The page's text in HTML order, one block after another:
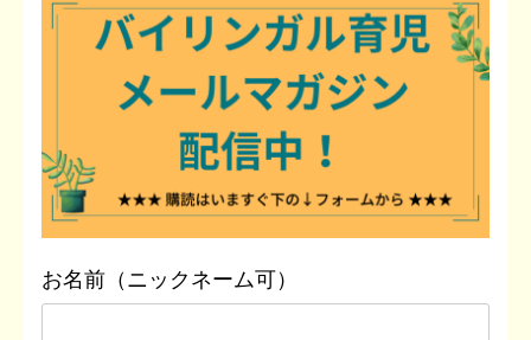
お名前（ニックネーム可）